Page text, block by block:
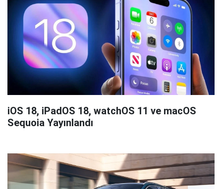
iOS 18, iPadOS 18, watchOS 11 ve macOS
Sequoia Yayınlandı